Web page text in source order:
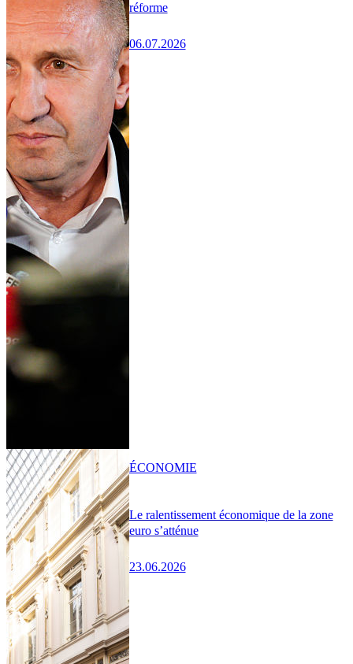
réforme
06.07.2026
Le ralentissement économique de la zone
euro s’atténue
23.06.2026
ÉCONOMIE